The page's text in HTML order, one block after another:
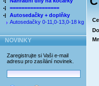
=================
Autosedačky + doplňky
Autosedačky 0-11,0-13,0-18 kg
NOVINKY
Zaregistrujte si Vaši e-mail
adresu pro zasílání novinek.